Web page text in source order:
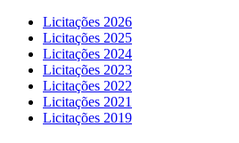
Licitações 2026
Licitações 2025
Licitações 2024
Licitações 2023
Licitações 2022
Licitações 2021
Licitações 2019